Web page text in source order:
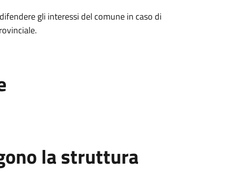
gli interessi del comune in caso di
la struttura